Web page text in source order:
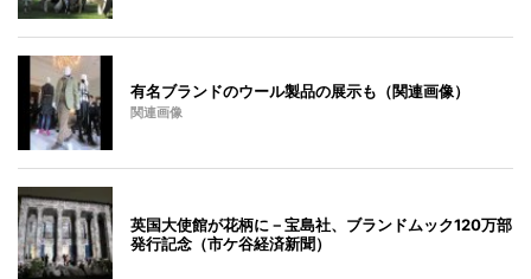
有名ブランドのウール製品の展示も（関連画像）
関連画像
英国大使館が花柄に－宝島社、ブランドムック120万部
発行記念（市ケ谷経済新聞）